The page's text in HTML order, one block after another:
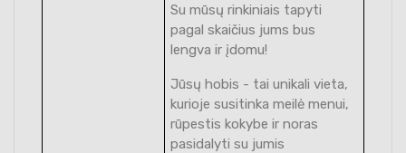
Su mūsų rinkiniais tapyti
pagal skaičius jums bus
lengva ir įdomu!
Jūsų hobis - tai unikali vieta,
kurioje susitinka meilė menui,
rūpestis kokybe ir noras
pasidalyti su jumis